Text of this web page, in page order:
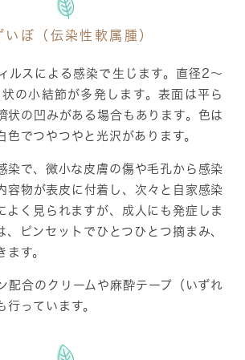
いぼ（伝染性軟属腫）
ルスによる感染で生じます。直径2～
の小結節が多発します。表面は平ら
状の凹みがある場合もあります。色は
色でつやつやと光沢があります。
染で、微小な皮膚の傷や毛孔から感染
容物が表皮に付着し、次々と自家感染
よく見られますが、成人にも発症しま
、ピンセットでひとつひとつ摘まみ、
ます。
配合のクリームや麻酔テープ（いずれ
行っています。